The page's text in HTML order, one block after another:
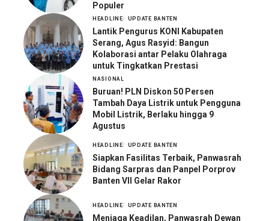
Populer
HEADLINE UPDATE BANTEN
Lantik Pengurus KONI Kabupaten
Serang, Agus Rasyid: Bangun
Kolaborasi antar Pelaku Olahraga
untuk Tingkatkan Prestasi
NASIONAL
Buruan! PLN Diskon 50 Persen
Tambah Daya Listrik untuk Pengguna
Mobil Listrik, Berlaku hingga 9
Agustus
HEADLINE UPDATE BANTEN
Siapkan Fasilitas Terbaik, Panwasrah
Bidang Sarpras dan Panpel Porprov
Banten VII Gelar Rakor
HEADLINE UPDATE BANTEN
Menjaga Keadilan, Panwasrah Dewan